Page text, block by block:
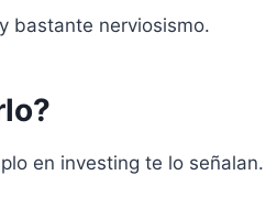
bastante nerviosismo.
en investing te lo señalan.